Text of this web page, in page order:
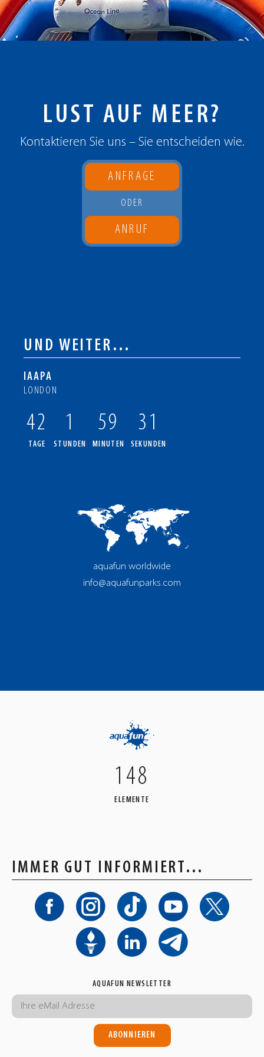
LUST AUF MEER?
Kontaktieren Sie uns – Sie entscheiden wie.
ANFRAGE
ODER
ANRUF
UND WEITER…
IAAPA
LONDON
42
TAGE
1
STUNDEN
59
MINUTEN
30
SEKUNDEN
aquafun worldwide
info@aquafunparks.com
148
ELEMENTE
IMMER GUT INFORMIERT…
AQUAFUN NEWSLETTER